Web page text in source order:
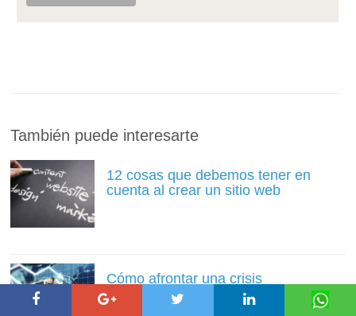
También puede interesarte
12 cosas que debemos tener en
cuenta al crear un sitio web
Cómo afrontar una crisis
económica